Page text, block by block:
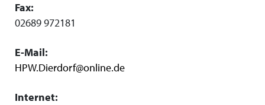
Fax:
02689 972181
E-Mail:
HPW.Dierdorf@online.de
Internet: